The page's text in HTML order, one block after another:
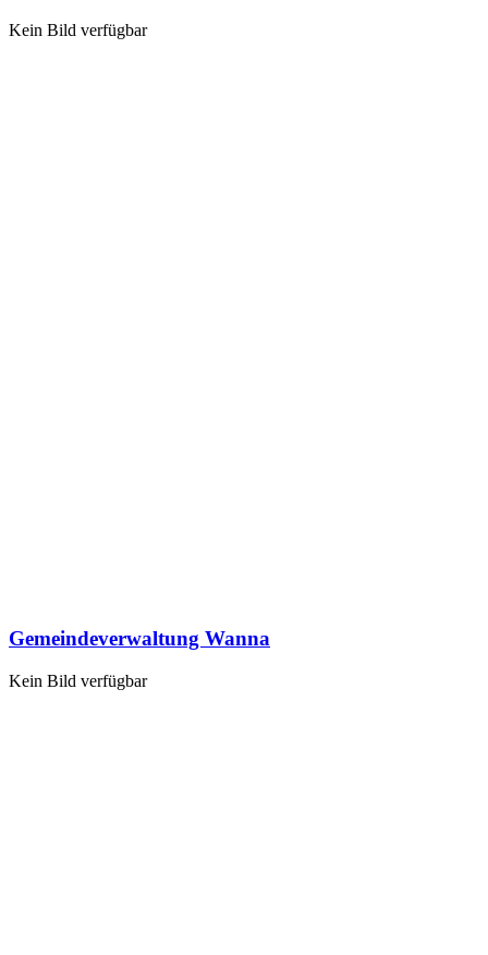
Kein Bild verfügbar
Gemeindeverwaltung Wanna
Kein Bild verfügbar